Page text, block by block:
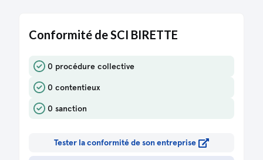
Conformité de SCI BIRETTE
0 procédure collective
0 contentieux
0 sanction
Tester la conformité de son entreprise